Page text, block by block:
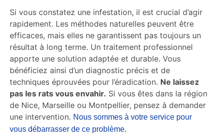
Si vous constatez une infestation, il est crucial d’agir
rapidement. Les méthodes naturelles peuvent être
efficaces, mais elles ne garantissent pas toujours un
résultat à long terme. Un traitement professionnel
apporte une solution adaptée et durable. Vous
bénéficiez ainsi d’un diagnostic précis et de
techniques éprouvées pour l’éradication. Ne laissez
pas les rats vous envahir. Si vous êtes dans la région
de Nice, Marseille ou Montpellier, pensez à demander
une intervention. Nous sommes à votre service pour
vous débarrasser de ce problème.